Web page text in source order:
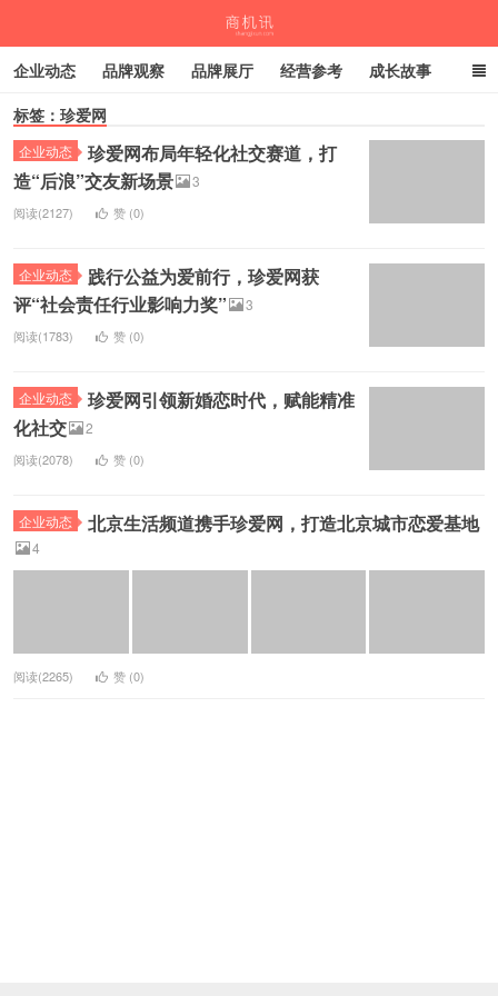
企业动态 品牌观察 品牌展厅 经营参考 成长故事
深度观察 伙伴计划
标签：珍爱网
企业动态
珍爱网布局年轻化社交赛道，打
造“后浪”交友新场景
3
阅读(2127) 赞 (0)
企业动态
践行公益为爱前行，珍爱网获
评“社会责任行业影响力奖”
3
阅读(1783) 赞 (0)
企业动态
珍爱网引领新婚恋时代，赋能精准
化社交
2
阅读(2078) 赞 (0)
企业动态 北京生活频道携手珍爱网，打造北京城市恋爱基地
4
阅读(2265) 赞 (0)